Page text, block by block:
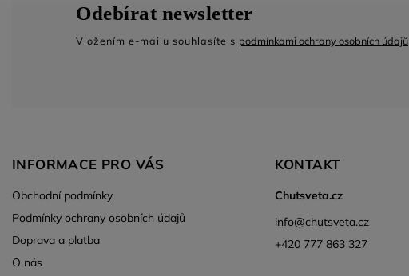
INFORMACE PRO VÁS
Obchodní podmínky
Podmínky ochrany osobních údajů
Doprava a platba
O nás
KONTAKT
Chutsveta.cz
info@chutsveta.cz
+420 777 863 327
Odebírat newsletter
Vložením e-mailu souhlasíte s podmínkami ochrany osobních údajů